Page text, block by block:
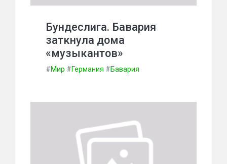
Бундеслига. Бавария
заткнула дома
«музыкантов»
#Мир #Германия #Бавария